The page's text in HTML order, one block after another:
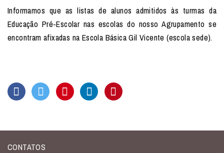
Informamos que as listas de alunos admitidos às turmas da
Educação Pré-Escolar nas escolas do nosso Agrupamento se
encontram afixadas na Escola Básica Gil Vicente (escola sede).
CONTATOS